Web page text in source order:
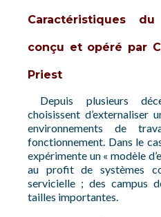
Caractéristiques
conçu et opéré par
Priest
Depuis plusieurs
choisissent d’externaliser
environnements de
fonctionnement. Dans le
expérimente un « modèle
au profit de systèmes
servicielle ; des campus
tailles importantes.